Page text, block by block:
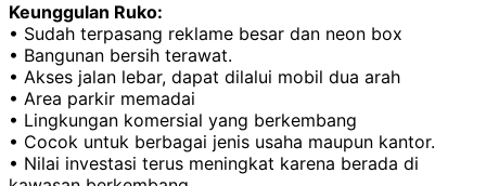
Keunggulan Ruko:
• Sudah terpasang reklame besar dan neon box
• Bangunan bersih terawat.
• Akses jalan lebar, dapat dilalui mobil dua arah
• Area parkir memadai
• Lingkungan komersial yang berkembang
• Cocok untuk berbagai jenis usaha maupun kantor.
• Nilai investasi terus meningkat karena berada di